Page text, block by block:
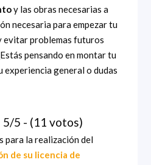
y las obras necesarias a
necesaria para empezar tu
evitar problemas futuros
pensando en montar tu
experiencia general o dudas
5/5 - (11 votos)
para la realización del
de su licencia de